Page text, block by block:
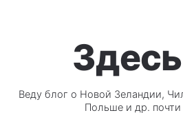
Веду блог о Новой Зеландии,
Польше и др. почти